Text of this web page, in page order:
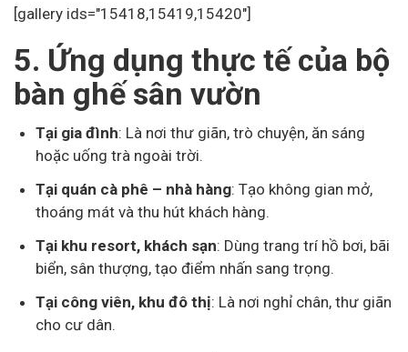
[gallery ids="15418,15419,15420"]
5. Ứng dụng thực tế của bộ
bàn ghế sân vườn
Tại gia đình: Là nơi thư giãn, trò chuyện, ăn sáng
hoặc uống trà ngoài trời.
Tại quán cà phê – nhà hàng: Tạo không gian mở,
thoáng mát và thu hút khách hàng.
Tại khu resort, khách sạn: Dùng trang trí hồ bơi, bãi
biển, sân thượng, tạo điểm nhấn sang trọng.
Tại công viên, khu đô thị: Là nơi nghỉ chân, thư giãn
cho cư dân.